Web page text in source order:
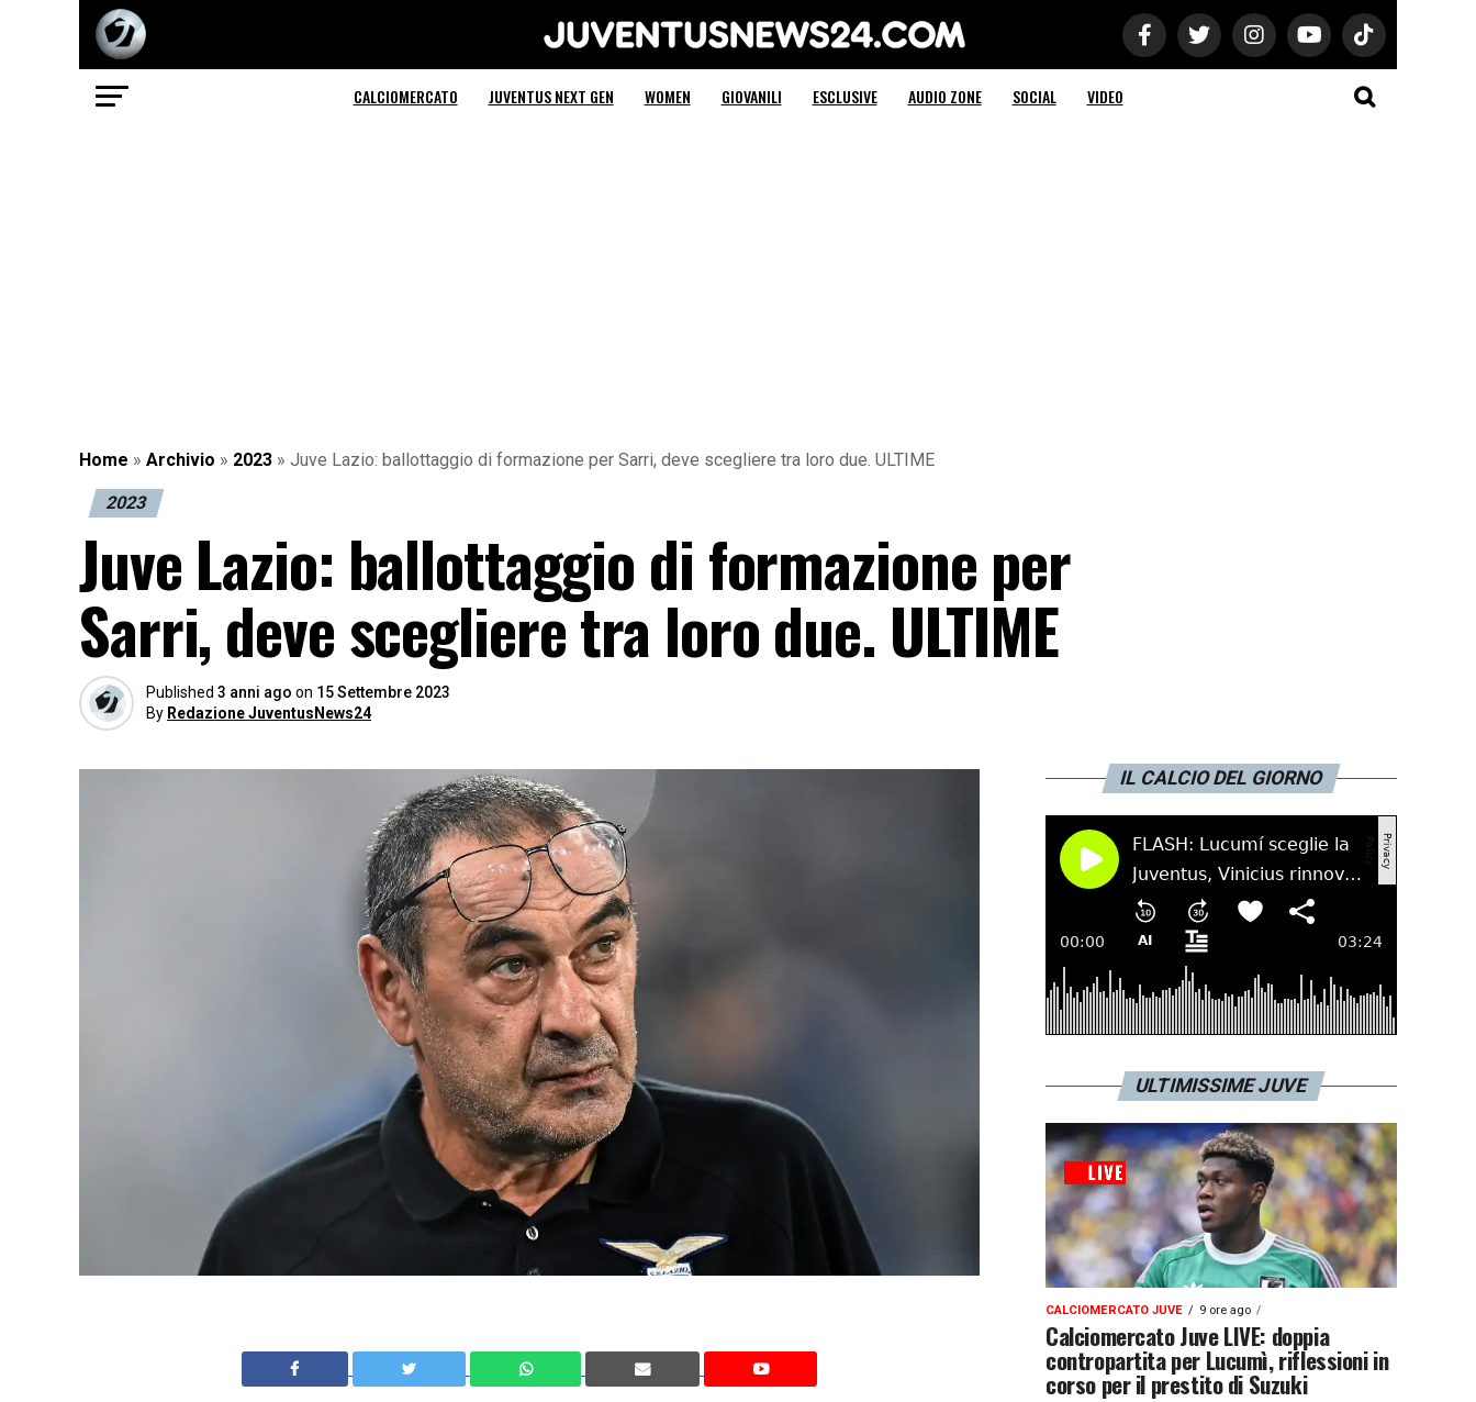
Juventus News 24
CALCIOMERCATO JUVENTUS NEXT GEN WOMEN GIOVANILI ESCLUSIVE AUDIO ZONE SOCIAL VIDEO
Home » Archivio » 2023 » Juve Lazio: ballottaggio di formazione per Sarri, deve scegliere tra loro due. ULTIME
2023
Juve Lazio: ballottaggio di formazione per
Sarri, deve scegliere tra loro due. ULTIME
Published 3 anni ago on 15 Settembre 2023
By Redazione JuventusNews24
IL CALCIO DEL GIORNO
ULTIMISSIME JUVE
CALCIOMERCATO JUVE 9 ore ago
Calciomercato Juve LIVE: doppia
contropartita per Lucumì, riflessioni in
corso per il prestito di Suzuki